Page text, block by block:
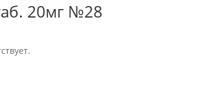
20мг №28